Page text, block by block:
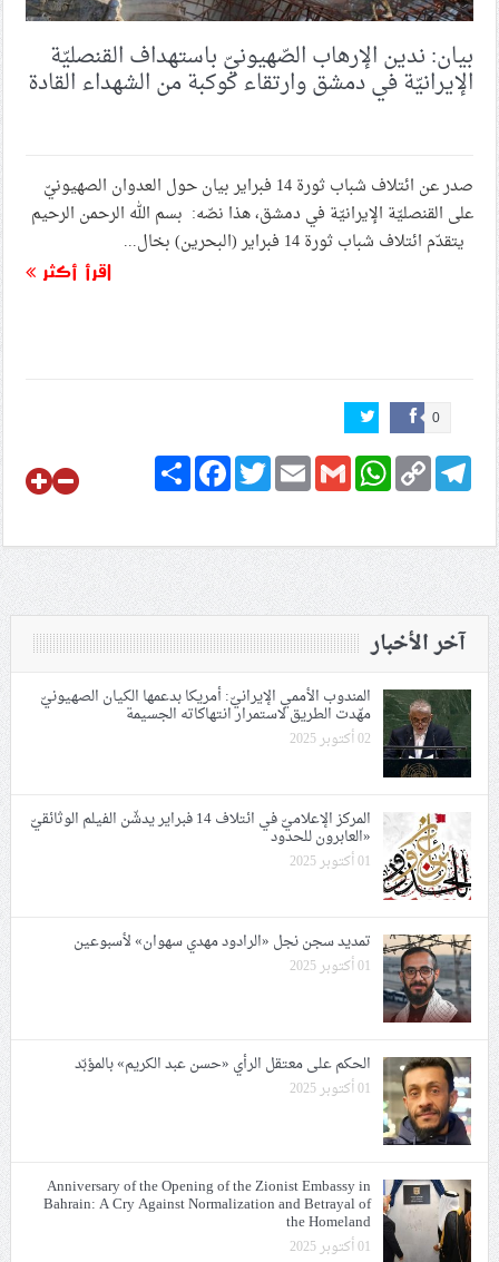
بيان: ندين الإرهاب الصّهيونيّ باستهداف القنصليّة
الإيرانيّة في دمشق وارتقاء كوكبة من الشهداء القادة
صدر عن ائتلاف شباب ثورة 14 فبراير بيان حول العدوان الصهيونيّ
على القنصليّة الإيرانيّة في دمشق، هذا نصّه: بسم الله الرحمن الرحيم
يتقدّم ائتلاف شباب ثورة 14 فبراير (البحرين) بخال...
اقرأ أكثر
0
ShareFacebookTwitterEmailGmail
WhatsApp Copy
Link
Telegram
آخر الأخبار
المندوب الأممي الإيرانيّ: أمريكا بدعمها الكيان الصهيونيّ
مهّدت الطريق لاستمرار انتهاكاته الجسيمة
02 أكتوبر 2025
المركز الإعلاميّ في ائتلاف 14 فبراير يدشّن الفيلم الوثائقيّ
«العابرون للحدود
01 أكتوبر 2025
تمديد سجن نجل «الرادود مهدي سهوان» لأسبوعين
01 أكتوبر 2025
الحكم على معتقل الرأي «حسن عبد الكريم» بالمؤبّد
01 أكتوبر 2025
Anniversary of the Opening of the Zionist Embassy in
Bahrain: A Cry Against Normalization and Betrayal of
the Homeland
01 أكتوبر 2025